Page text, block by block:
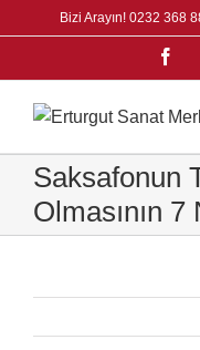
to
Bizi Arayın! 0232 368
Saksafonun
Olmasının 7